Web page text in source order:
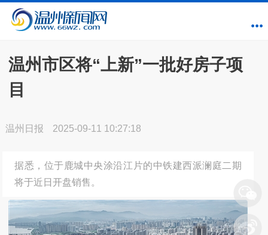
温州市区将“上新”一批好房子项
目
温州日报 2025-09-11 10:27:18
据悉，位于鹿城中央涂沿江片的中铁建西派澜庭二期
将于近日开盘销售。